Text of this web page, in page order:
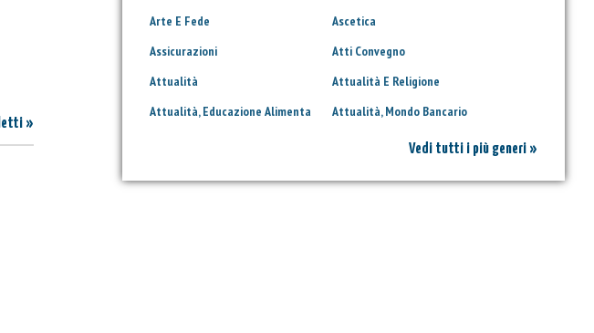
»
Arte E Fede
Ascetica
Assicurazioni
Atti Convegno
Attualità
Attualità E Religione
Attualità, Educazione Alimenta
Attualità, Mondo Bancario
Vedi tutti i più generi »